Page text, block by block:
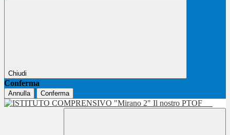
Chiudi
Conferma
Annulla Conferma
Il nostro PTOF